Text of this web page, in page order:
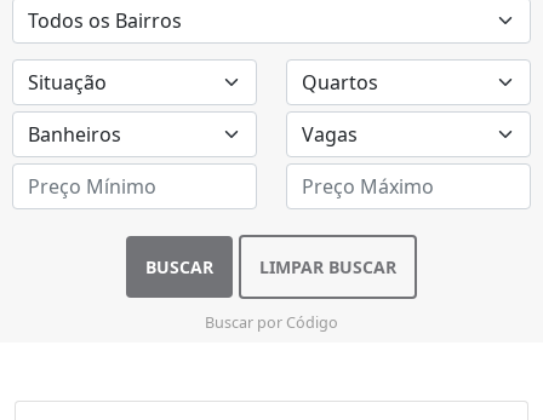
BUSCAR LIMPAR BUSCAR
Buscar por Código